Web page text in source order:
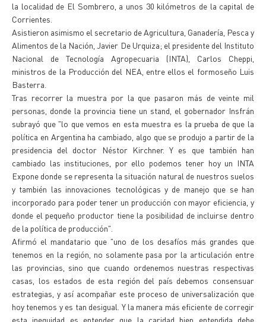
la localidad de El Sombrero, a unos 30 kilómetros de la capital de
Corrientes.
Asistieron asimismo el secretario de Agricultura, Ganadería, Pesca y
Alimentos de la Nación, Javier De Urquiza; el presidente del Instituto
Nacional de Tecnología Agropecuaria (INTA), Carlos Cheppi,
ministros de la Producción del NEA, entre ellos el formoseño Luis
Basterra.
Tras recorrer la muestra por la que pasaron más de veinte mil
personas, donde la provincia tiene un stand, el gobernador Insfrán
subrayó que "lo que vemos en esta muestra es la prueba de que la
política en Argentina ha cambiado, algo que se produjo a partir de la
presidencia del doctor Néstor Kirchner. Y es que también han
cambiado las instituciones, por ello podemos tener hoy un INTA
Expone donde se representa la situación natural de nuestros suelos
y también las innovaciones tecnológicas y de manejo que se han
incorporado para poder tener un producción con mayor eficiencia, y
donde el pequeño productor tiene la posibilidad de incluirse dentro
de la política de producción".
Afirmó el mandatario que "uno de los desafíos más grandes que
tenemos en la región, no solamente pasa por la articulación entre
las provincias, sino que cuando ordenemos nuestras respectivas
casas, los estados de esta región del país debemos consensuar
estrategias, y así acompañar este proceso de universalización que
hoy tenemos y es tan desigual. Y la manera más eficiente de corregir
esta inequidad es entender que la caridad bien entendida debe